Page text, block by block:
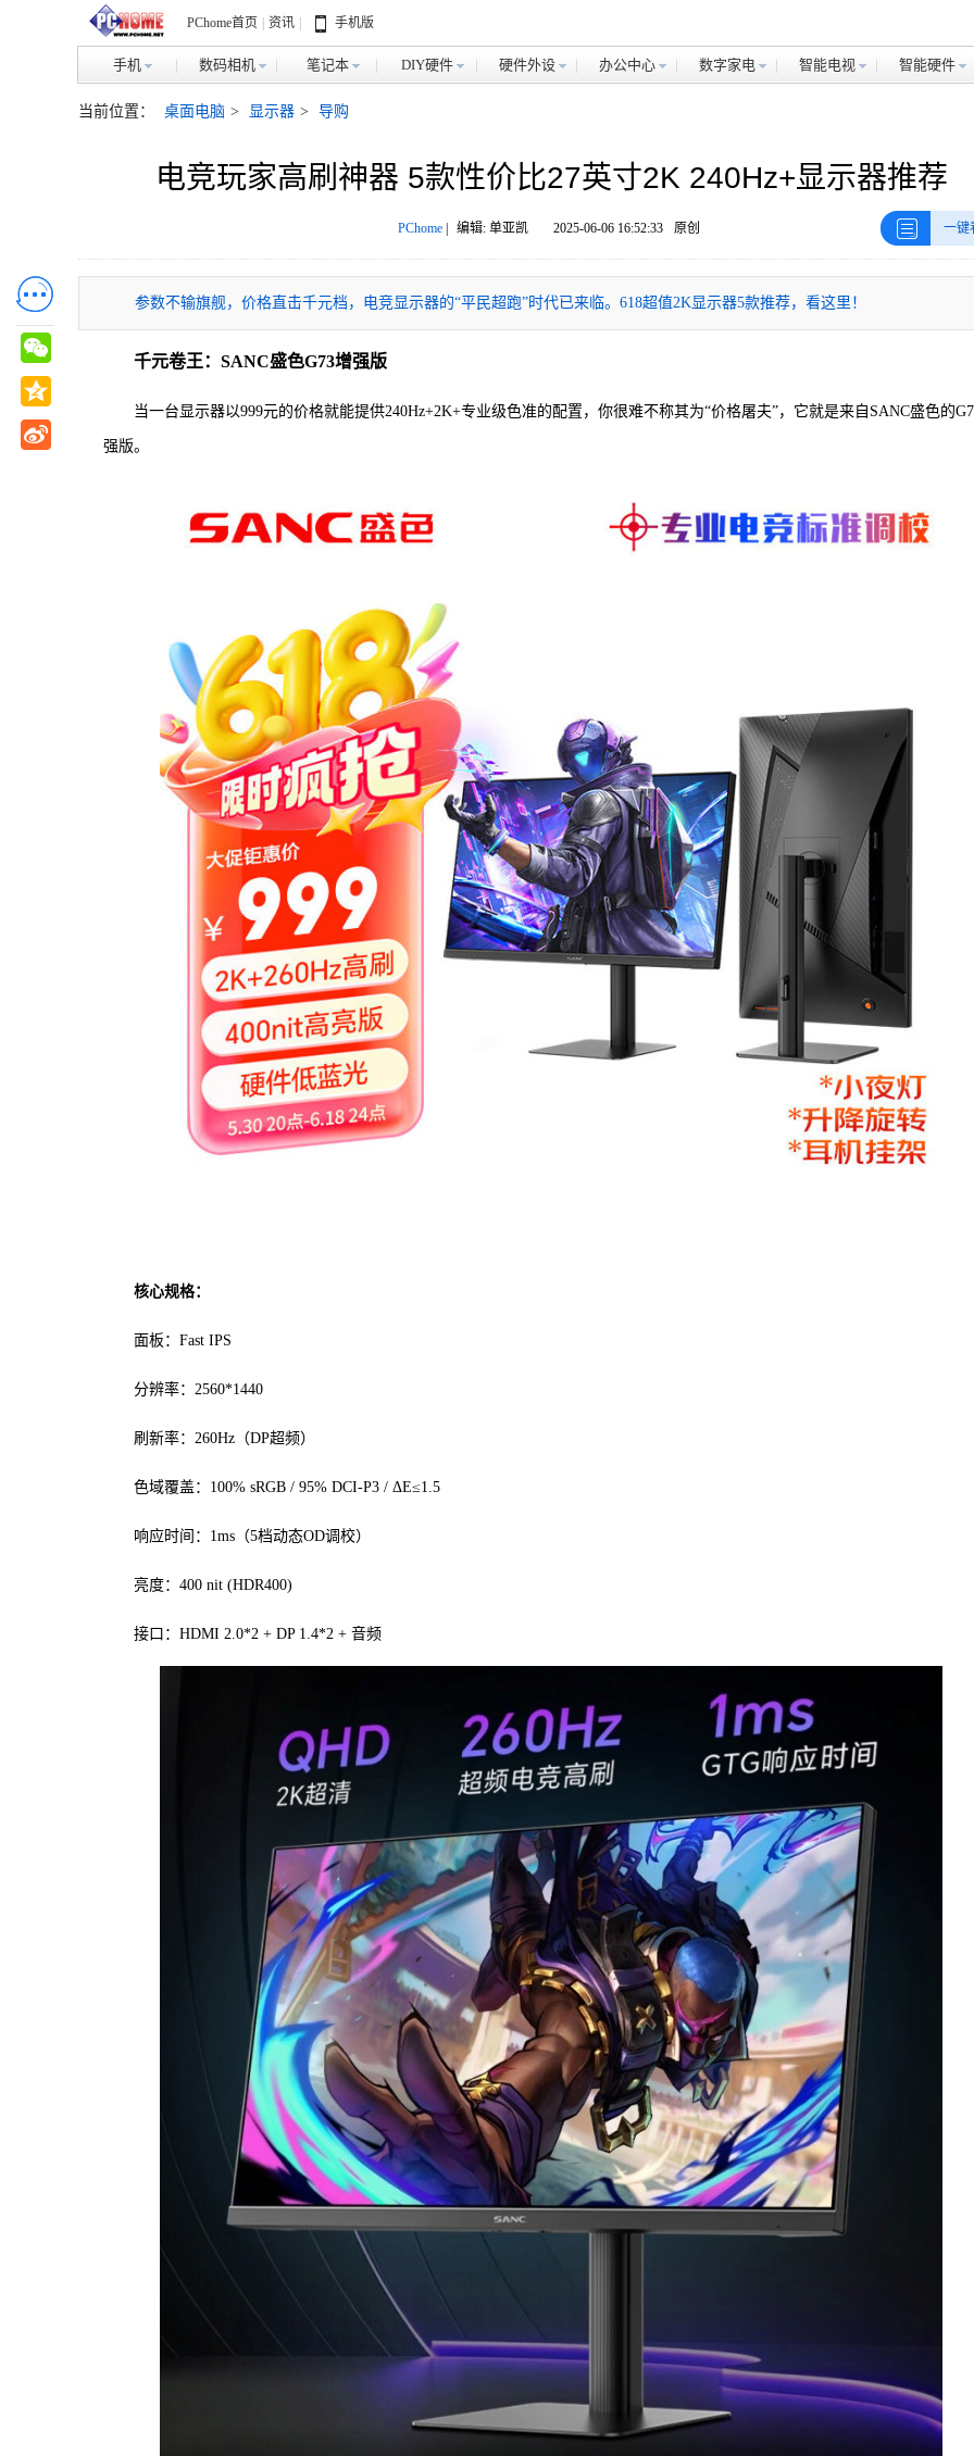
PChome首页 资讯 手机版
手机 数码相机 笔记本 DIY硬件 硬件外设 办公中心 数字家电 智能电视 智能硬件
当前位置： 桌面电脑 > 显示器 > 导购
电竞玩家高刷神器 5款性价比27英寸2K 240Hz+显示器推荐
PChome| 编辑: 单亚凯 2025-06-06 16:52:33 原创 一键
参数不输旗舰，价格直击千元档，电竞显示器的“平民超跑”时代已来临。618超值2K显示器5款推荐，看这里！
千元卷王：SANC盛色G73增强版
当一台显示器以999元的价格就能提供240Hz+2K+专业级色准的配置，你很难不称其为“价格屠夫”，它就是来自SANC盛色的
强版。
核心规格：
面板：Fast IPS
分辨率：2560*1440
刷新率：260Hz（DP超频）
色域覆盖：100% sRGB / 95% DCI-P3 / ΔE≤1.5
响应时间：1ms（5档动态OD调校）
亮度：400 nit (HDR400)
接口：HDMI 2.0*2 + DP 1.4*2 + 音频